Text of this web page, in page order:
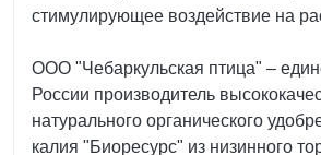
стимулирующее воздействие на
ООО "Чебаркульская птица" –
России производитель
натурального органического
калия "Биоресурс" из низинного